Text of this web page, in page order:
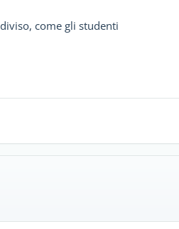
come gli studenti